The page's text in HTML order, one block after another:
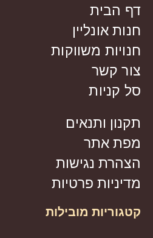
דף הבית
חנות אונליין
חנויות משווקות
צור קשר
סל קניות
תקנון ותנאים
מפת אתר
הצהרת נגישות
מדיניות פרטיות
קטגוריות מובילות